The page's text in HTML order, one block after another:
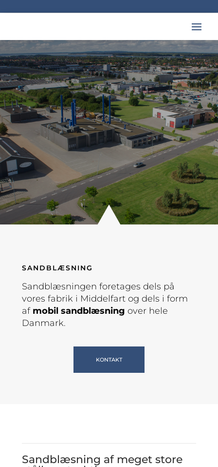
Hos City Group i Middelfart udfører vi
sandblæsning af alle typer emner medISO
9001 kvalitetsstyring.
SANDBLÆSNING
Sandblæsningen foretages dels på
vores fabrik i Middelfart og dels i form
af mobil sandblæsning over hele
Danmark.
KONTAKT
Sandblæsning af meget store